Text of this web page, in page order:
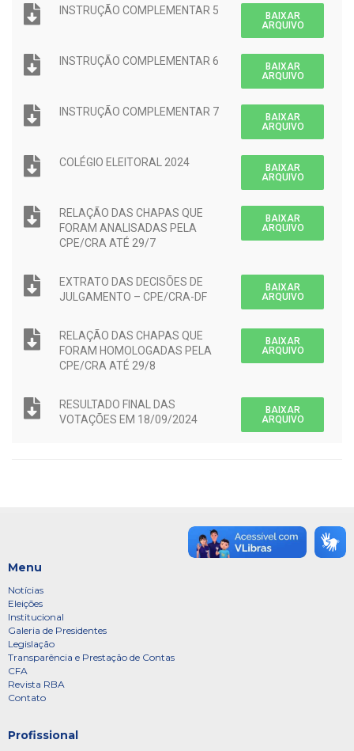
INSTRUÇÃO COMPLEMENTAR 5
BAIXAR
ARQUIVO
INSTRUÇÃO COMPLEMENTAR 6
BAIXAR
ARQUIVO
INSTRUÇÃO COMPLEMENTAR 7
BAIXAR
ARQUIVO
COLÉGIO ELEITORAL 2024
BAIXAR
ARQUIVO
RELAÇÃO DAS CHAPAS QUE
FORAM ANALISADAS PELA
CPE/CRA ATÉ 29/7
BAIXAR
ARQUIVO
EXTRATO DAS DECISÕES DE
JULGAMENTO – CPE/CRA-DF
BAIXAR
ARQUIVO
RELAÇÃO DAS CHAPAS QUE
FORAM HOMOLOGADAS PELA
CPE/CRA ATÉ 29/8
BAIXAR
ARQUIVO
RESULTADO FINAL DAS
VOTAÇÕES EM 18/09/2024
BAIXAR
ARQUIVO
Menu
Notícias
Eleições
Institucional
Galeria de Presidentes
Legislação
Transparência e Prestação de Contas
CFA
Revista RBA
Contato
Profissional